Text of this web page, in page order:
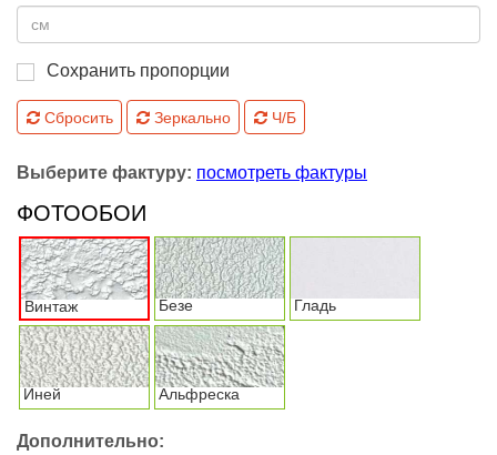
Сохранить пропорции
Сбросить Зеркально Ч/Б
Выберите фактуру: посмотреть фактуры
ФОТООБОИ
Винтаж Безе Гладь
Иней Альфреска
Дополнительно: